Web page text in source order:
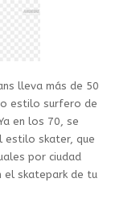
lleva más de 50
estilo surfero de
en los 70, se
estilo skater, que
por ciudad
el skatepark de tu